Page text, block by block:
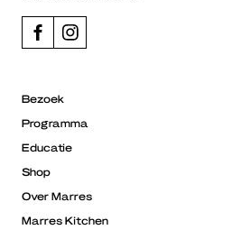
Bezoek
Programma
Educatie
Shop
Over Marres
Marres Kitchen